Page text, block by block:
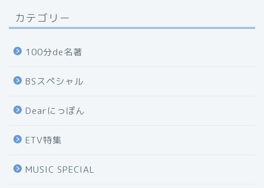
カテゴリー
100分de名著
BSスペシャル
Dearにっぽん
ETV特集
MUSIC SPECIAL